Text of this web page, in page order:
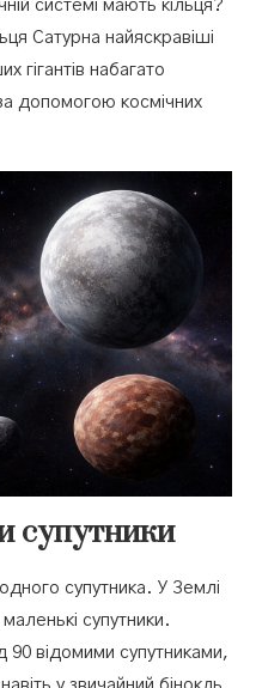
системі мають кільця?
Сатурна найяскравіші
гігантів набагато
допомогою космічних
супутники
супутника. У Землі
супутники.
відомими супутниками,